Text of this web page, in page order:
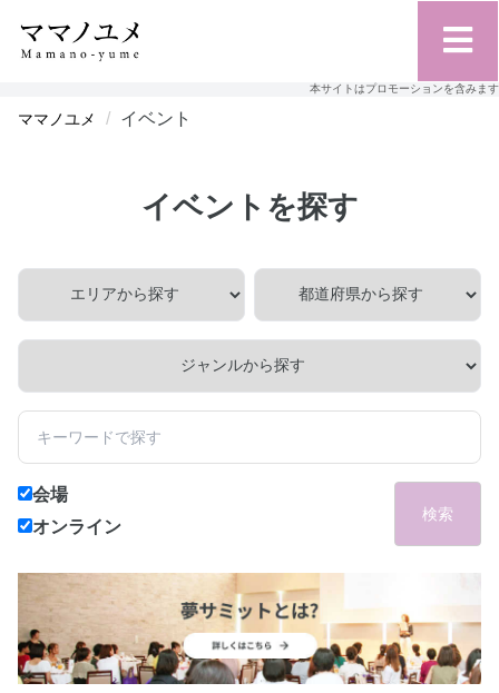
本サイトはプロモーションを含みます
ママノユメ イベント
イベントを探す
会場
オンライン
検索